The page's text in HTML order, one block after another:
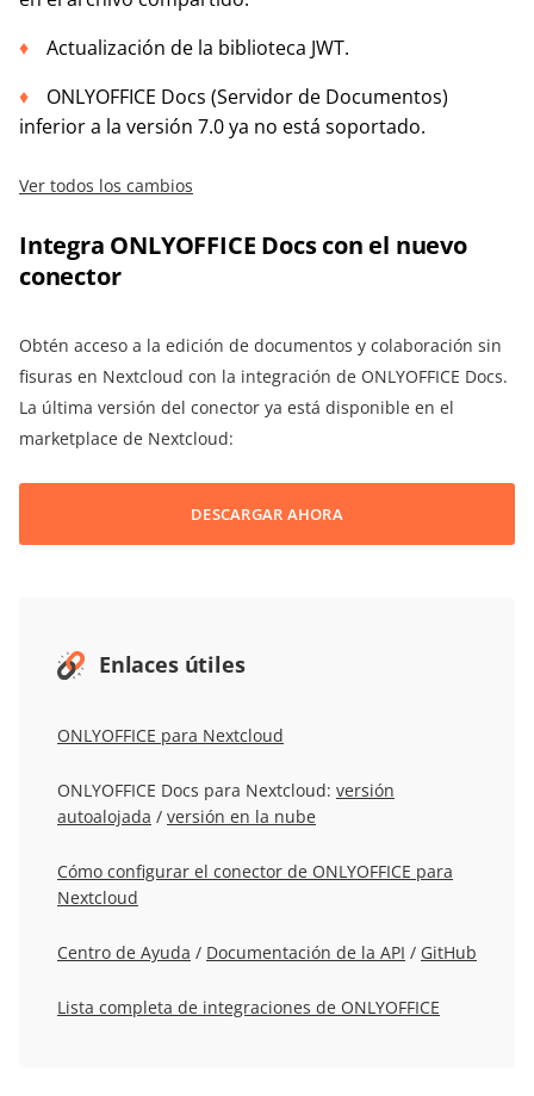
Actualización de la biblioteca JWT.
ONLYOFFICE Docs (Servidor de Documentos)
inferior a la versión 7.0 ya no está soportado.
Ver todos los cambios
Integra ONLYOFFICE Docs con el nuevo
conector
Obtén acceso a la edición de documentos y colaboración sin
fisuras en Nextcloud con la integración de ONLYOFFICE Docs.
La última versión del conector ya está disponible en el
marketplace de Nextcloud:
DESCARGAR AHORA
Enlaces útiles
ONLYOFFICE para Nextcloud
ONLYOFFICE Docs para Nextcloud: versión
autoalojada / versión en la nube
Cómo configurar el conector de ONLYOFFICE para
Nextcloud
Centro de Ayuda / Documentación de la API / GitHub
Lista completa de integraciones de ONLYOFFICE